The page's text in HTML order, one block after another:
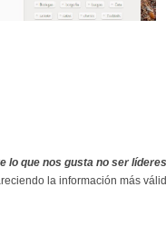
que nos gusta no ser
la información más